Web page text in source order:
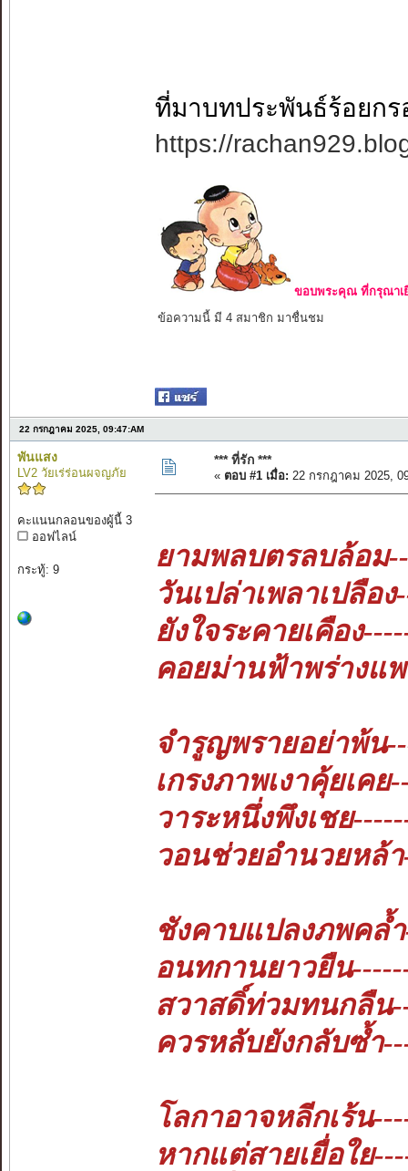
ที่มาบทประพันธ์ร้อยกร
https://
ขอบพระคุณ ที่กรุณาเ
ข้อความนี้ มี 4 สมาชิก มาชื่นชม
22 กรกฎาคม 2025, 09:47:AM
พันแสง
LV2 วัยเร่ร่อนผจญภัย
คะแนนกลอนของผู้นี้ 3
ออฟไลน์
กระทู้: 9
*** ที่รัก ***
« ตอบ #1 เมื่อ: 22 กรกฎาคม 2025,
ยามพลบตรลบล้อม
วันเปล่าเพลาเปลือ
ยังใจระคายเคือง
คอยม่านฟ้าพร่างแ
จำรูญพรายอย่าพ้น
เกรงภาพเงาคุ้ยเค
วาระหนึ่งพึงเชย
วอนช่วยอำนวยหล้
ชังคาบแปลงภพคล้
อนทกานยาวยืน
สวาสดิ์ท่วมทนกลืน
ควรหลับยังกลับซ้ำ
โลกาอาจหลีกเร้น
หากแต่สายเยื่อใย